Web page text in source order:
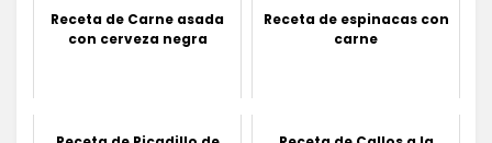
Receta de Carne asada
con cerveza negra
Receta de espinacas con
carne